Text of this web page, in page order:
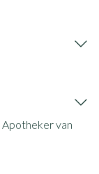
Apotheker van